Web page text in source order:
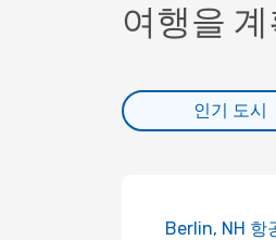
여행을
인기 도시
Berlin, NH 항